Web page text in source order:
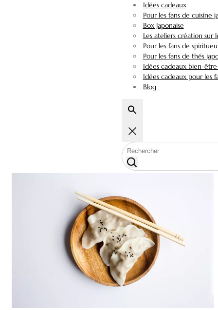
Idées cadeaux
Pour les fans de cuisine
Box Japonaise
Les ateliers création sur
Pour les fans de
Pour les fans de thés
Idées cadeaux bien-être
Idées cadeaux pour les
Blog